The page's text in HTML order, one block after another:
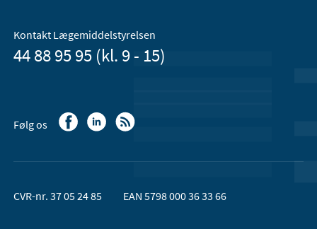
Kontakt Lægemiddelstyrelsen
44 88 95 95 (kl. 9 - 15)
Følg os
CVR-nr. 37 05 24 85 EAN 5798 000 36 33 66